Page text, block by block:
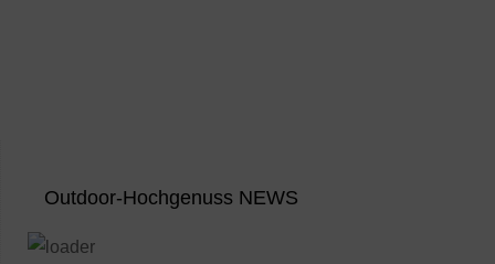
Outdoor-Hochgenuss NEWS